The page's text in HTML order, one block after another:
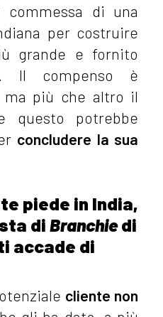
di una
per costruire
grande e fornito
Il compenso è
ma più che altro il
questo potrebbe
concludere la sua
piede in India,
diBranchiedi
accade di
cliente non